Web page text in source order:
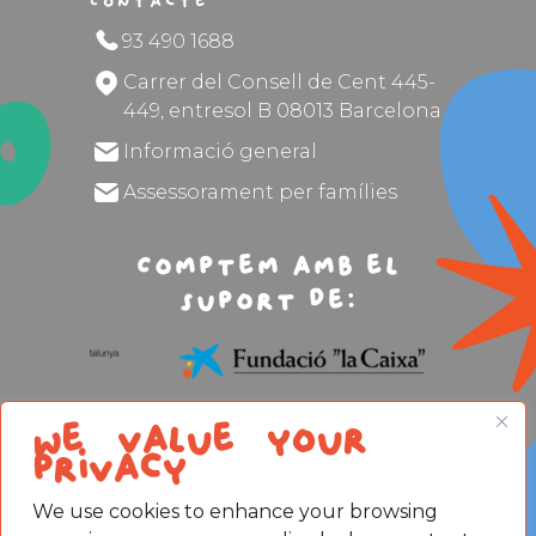
We value your
privacy
We use cookies to enhance your browsing
93 490 1688
Carrer del Consell de Cent 445-
449, entresol B 08013 Barcelona
Informació general
Assessorament per famílies
Comptem amb el
suport de:
Avís legal